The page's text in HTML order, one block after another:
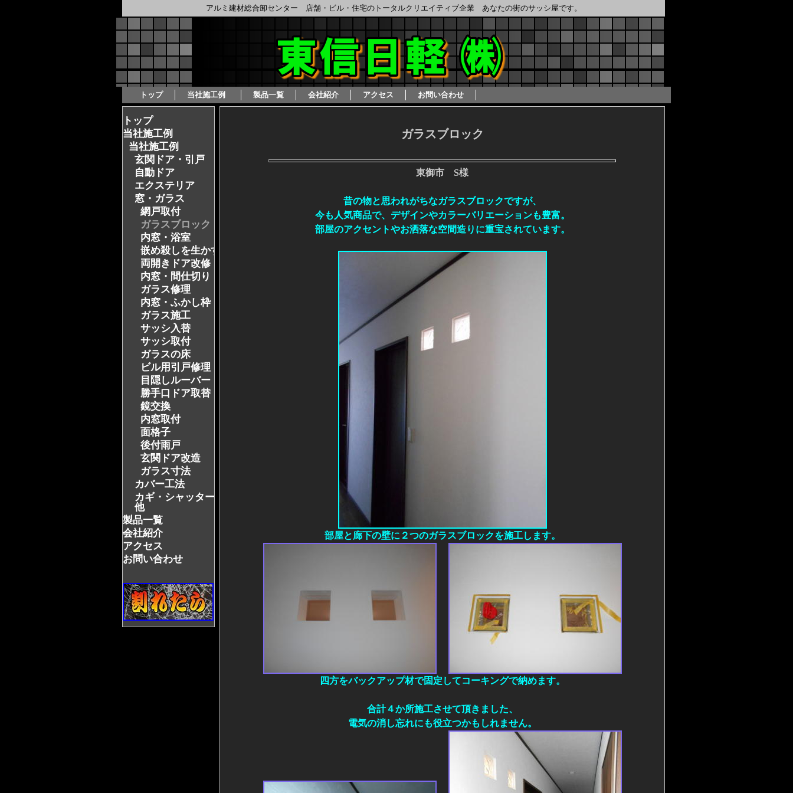
アルミ建材総合卸センター 店舗・ビル・住宅のトータルクリエイティブ企業 あなたの街のサッシ屋です。
トップ 当社施工例 製品一覧 会社紹介 アクセス お問い合わせ
トップ
当社施工例
当社施工例
玄関ドア・引戸
自動ドア
エクステリア
窓・ガラス
網戸取付
ガラスブロック
内窓・浴室
嵌め殺しを生かす
両開きドア改修
内窓・間仕切り
ガラス修理
内窓・ふかし枠
ガラス施工
サッシ入替
サッシ取付
ガラスの床
ビル用引戸修理
目隠しルーバー
勝手口ドア取替
鏡交換
内窓取付
面格子
後付雨戸
玄関ドア改造
ガラス寸法
カバー工法
カギ・シャッター・
他
製品一覧
会社紹介
アクセス
お問い合わせ
ガラスブロック
東御市 S様
昔の物と思われがちなガラスブロックですが、
今も人気商品で、デザインやカラーバリエーションも豊富。
部屋のアクセントやお洒落な空間造りに重宝されています。
部屋と廊下の壁に２つのガラスブロックを施工します。
四方をバックアップ材で固定してコーキングで納めます。
合計４か所施工させて頂きました、
電気の消し忘れにも役立つかもしれません。